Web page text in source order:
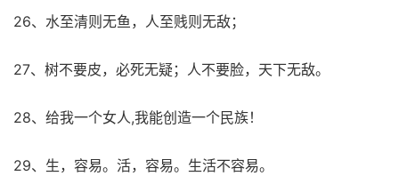
26、水至清则无鱼，人至贱则无敌；
27、树不要皮，必死无疑；人不要脸，天下无敌。
28、给我一个女人,我能创造一个民族！
29、生，容易。活，容易。生活不容易。